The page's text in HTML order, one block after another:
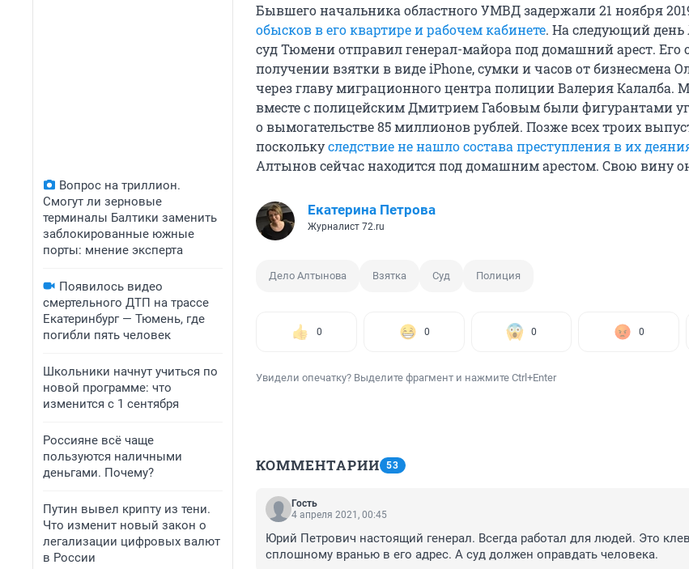
Вопрос на триллион.
Смогут ли зерновые
терминалы Балтики заменить
заблокированные южные
порты: мнение эксперта
Появилось видео
смертельного ДТП на трассе
Екатеринбург — Тюмень, где
погибли пять человек
Школьники начнут учиться по
новой программе: что
изменится с 1 сентября
Россияне всё чаще
пользуются наличными
деньгами. Почему?
Путин вывел крипту из тени.
Что изменит новый закон о
легализации цифровых валют
в России
Бывшего начальника областного УМВД задержали 21 ноября
обысков в его квартире и рабочем кабинете. На следующий
суд Тюмени отправил генерал-майора под домашний арест. Его
получении взятки в виде iPhone, сумки и часов от бизнесмена
через главу миграционного центра полиции Валерия
вместе с полицейским Дмитрием Габовым были фигурантами
о вымогательстве 85 миллионов рублей. Позже всех троих
посколькуследствие не нашло состава преступления в их
Алтынов сейчас находится под домашним арестом. Свою вину
Екатерина Петрова
Журналист 72.ru
Дело Алтынова Взятка Суд Полиция
0 0 0 0
Увидели опечатку? Выделите фрагмент и нажмите Ctrl+Enter
КОММЕНТАРИИ 53
Гость
4 апреля 2021, 00:45
Юрий Петрович настоящий генерал. Всегда работал для людей. Это
сплошному вранью в его адрес. А суд должен оправдать человека.